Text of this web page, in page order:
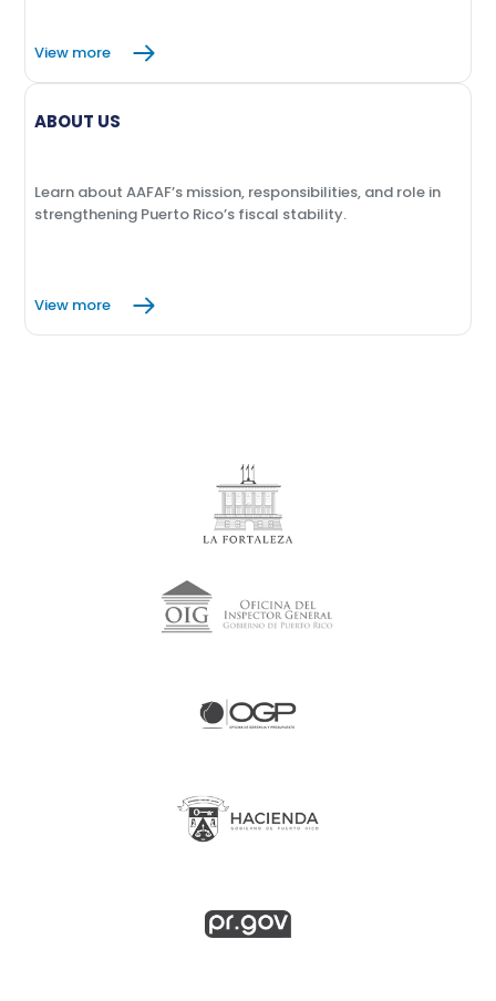
View more
ABOUT US
Learn about AAFAF’s mission, responsibilities, and role in
strengthening Puerto Rico’s fiscal stability.
View more